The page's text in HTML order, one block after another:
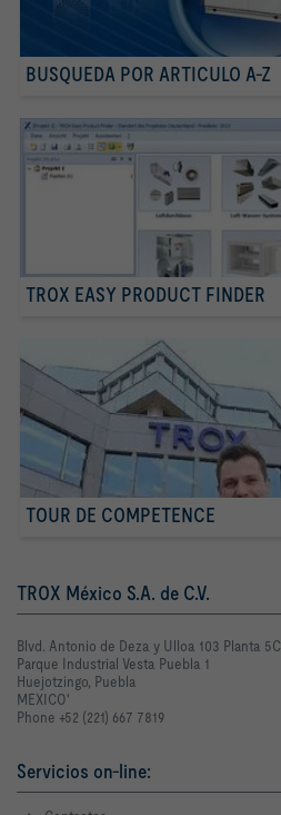
BUSQUEDA POR ARTICULO A-Z
TROX EASY PRODUCT FINDER
TOUR DE COMPETENCE
TROX México S.A. de C.V.
Blvd. Antonio de Deza y Ulloa 103 Planta 5C
Parque Industrial Vesta Puebla 1
Huejotzingo, Puebla
MEXICO'
Phone +52 (221) 667 7819
Servicios on-line: